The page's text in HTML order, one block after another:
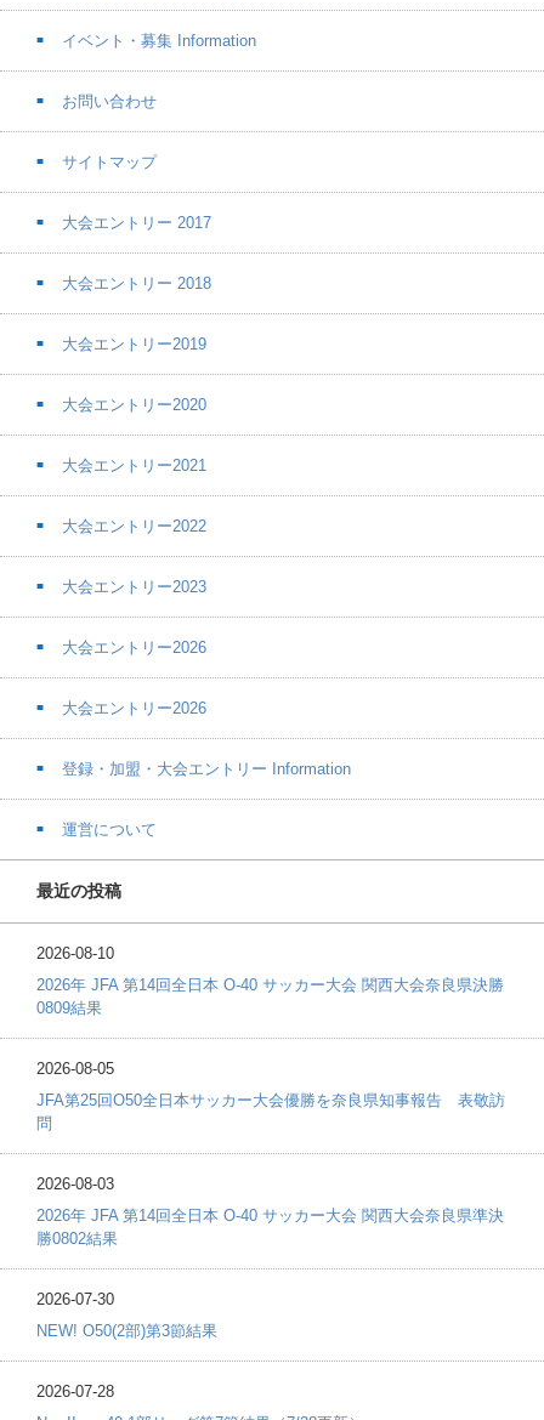
イベント・募集 Information
お問い合わせ
サイトマップ
大会エントリー 2017
大会エントリー 2018
大会エントリー2019
大会エントリー2020
大会エントリー2021
大会エントリー2022
大会エントリー2023
大会エントリー2026
大会エントリー2026
登録・加盟・大会エントリー Information
運営について
最近の投稿
2026-08-10
2026年 JFA 第14回全日本 O-40 サッカー大会 関西大会奈良県決勝
0809結果
2026-08-05
JFA第25回O50全日本サッカー大会優勝を奈良県知事報告 表敬訪
問
2026-08-03
2026年 JFA 第14回全日本 O-40 サッカー大会 関西大会奈良県準決
勝0802結果
2026-07-30
NEW! O50(2部)第3節結果
2026-07-28